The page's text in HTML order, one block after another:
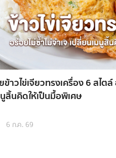
เจียวทรงเครื่อง 6 สไตล์ อร่อยไม่ซ้ำไม่จำเจ ทำง่าย
สิ้นคิดให้เป็นมื้อพิเศษ
6 ก.ค. 69